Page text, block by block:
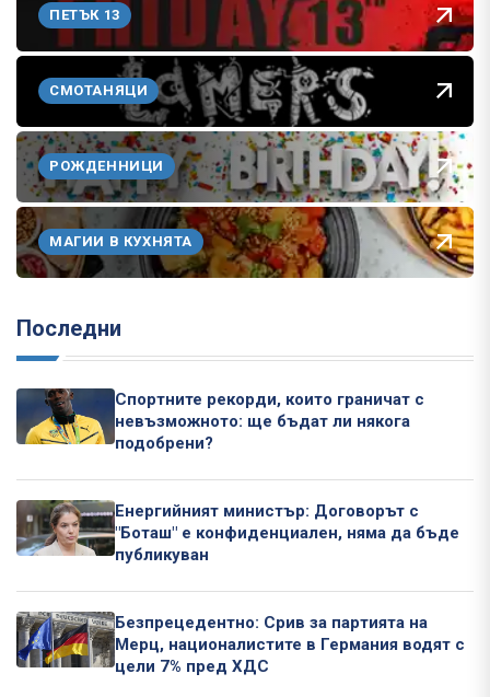
ПЕТЪК 13
СМОТАНЯЦИ
РОЖДЕННИЦИ
МАГИИ В КУХНЯТА
Последни
Спортните рекорди, които граничат с
невъзможното: ще бъдат ли някога
подобрени?
Енергийният министър: Договорът с
"Боташ" е конфиденциален, няма да бъде
публикуван
Безпрецедентно: Срив за партията на
Мерц, националистите в Германия водят с
цели 7% пред ХДС